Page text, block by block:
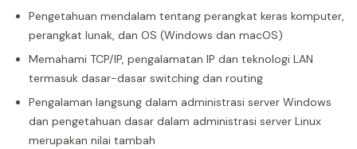
Pengetahuan mendalam tentang perangkat keras komputer,
perangkat lunak, dan OS (Windows dan macOS)
Memahami TCP/IP, pengalamatan IP dan teknologi LAN
termasuk dasar-dasar switching dan routing
Pengalaman langsung dalam administrasi server Windows
dan pengetahuan dasar dalam administrasi server Linux
merupakan nilai tambah